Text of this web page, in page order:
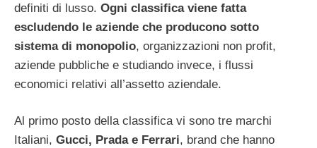
definiti di lusso. Ogni classifica viene fatta
escludendo le aziende che producono sotto
sistema di monopolio, organizzazioni non profit,
aziende pubbliche e studiando invece, i flussi
economici relativi all’assetto aziendale.
Al primo posto della classifica vi sono tre marchi
Italiani, Gucci, Prada e Ferrari, brand che hanno